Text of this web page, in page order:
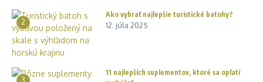
2
Ako vybrať najlepšie turistické batohy?
12. júla 2025
3
11 najlepších suplementov, ktoré sa oplatí